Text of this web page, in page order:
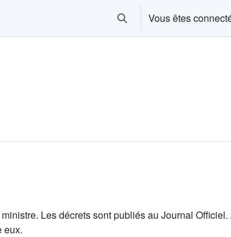
Activer/désactiver la
Vous êtes
Les décrets sont publiés au Journal Officiel.
eux.